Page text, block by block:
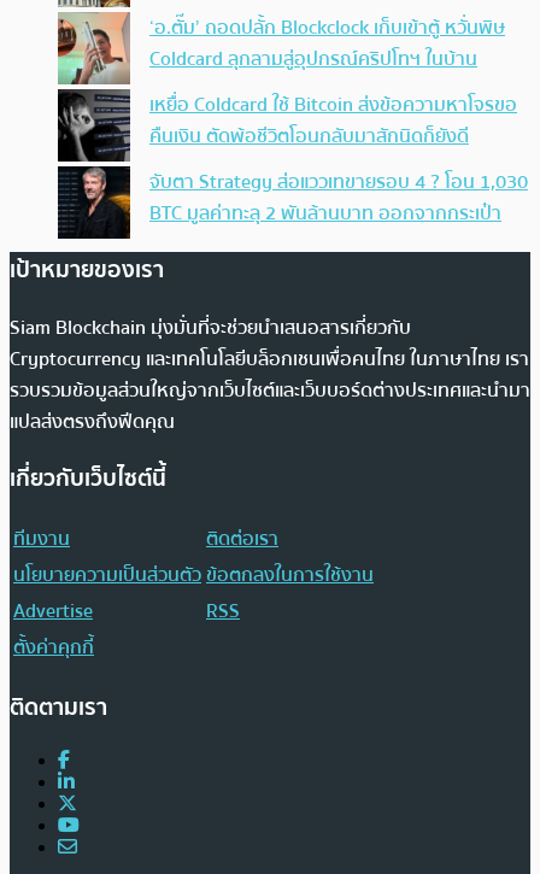
‘อ.ตั๊ม’ ถอดปลั้ก Blockclock เก็บเข้าตู้ หวั่นพิษ
Coldcard ลุกลามสู่อุปกรณ์คริปโทฯ ในบ้าน
เหยื่อ Coldcard ใช้ Bitcoin ส่งข้อความหาโจรขอ
คืนเงิน ตัดพ้อชีวิตโอนกลับมาสักนิดก็ยังดี
จับตา Strategy ส่อแววเทขายรอบ 4 ? โอน 1,030
BTC มูลค่าทะลุ 2 พันล้านบาท ออกจากกระเป๋า
เป้าหมายของเรา
Siam Blockchain มุ่งมั่นที่จะช่วยนำเสนอสารเกี่ยวกับ
Cryptocurrency และเทคโนโลยีบล็อกเชนเพื่อคนไทย ในภาษาไทย เรา
รวบรวมข้อมูลส่วนใหญ่จากเว็บไซต์และเว็บบอร์ดต่างประเทศและนำมา
แปลส่งตรงถึงฟีดคุณ
เกี่ยวกับเว็บไซต์นี้
ทีมงาน
ติดต่อเรา
นโยบายความเป็นส่วนตัวข้อตกลงในการใช้งาน
Advertise
RSS
ตั้งค่าคุกกี้
ติดตามเรา